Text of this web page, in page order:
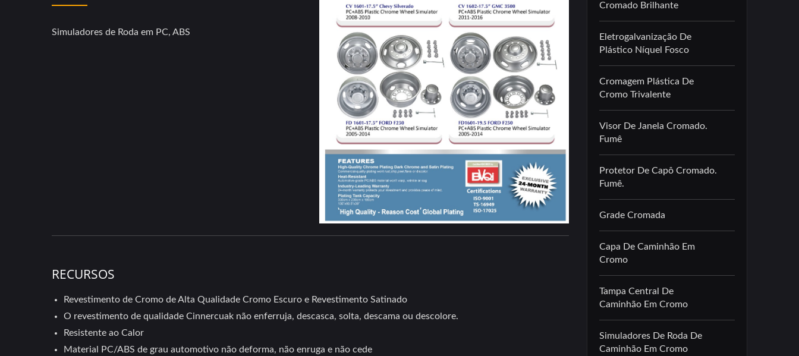
Simuladores de Roda em PC, ABS
RECURSOS
Revestimento de Cromo de Alta Qualidade Cromo Escuro e Revestimento Satinado
O revestimento de qualidade Cinnercuak não enferruja, descasca, solta, descama ou descolore.
Resistente ao Calor
Material PC/ABS de grau automotivo não deforma, não enruga e não cede
Cromado Brilhante
Eletrogalvanização De
Plástico Níquel Fosco
Cromagem Plástica De
Cromo Trivalente
Visor De Janela Cromado.
Fumê
Protetor De Capô Cromado.
Fumê.
Grade Cromada
Capa De Caminhão Em
Cromo
Tampa Central De
Caminhão Em Cromo
Simuladores De Roda De
Caminhão Em Cromo